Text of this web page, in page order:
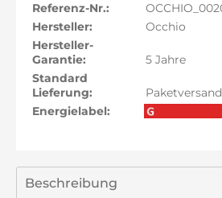
Referenz-Nr.:
Hersteller:
Occhio
Hersteller-
Garantie:
5 Jahre
Standard
Lieferung:
Energielabel:
Beschreibung